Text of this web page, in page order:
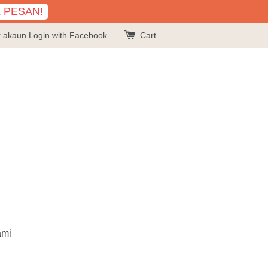
PESAN!
akaun Login with Facebook Cart